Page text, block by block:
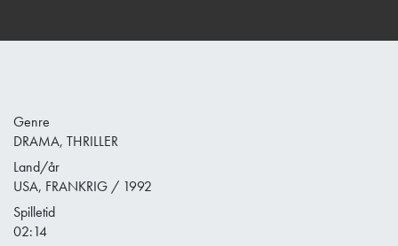
Genre
DRAMA, THRILLER
Land/år
USA, FRANKRIG / 1992
Spilletid
02:14